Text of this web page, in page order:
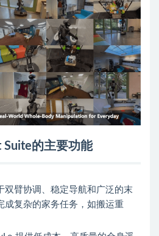
Suite的主要功能
双臂协调、稳定导航和广泛的末
成复杂的家务任务，如搬运重